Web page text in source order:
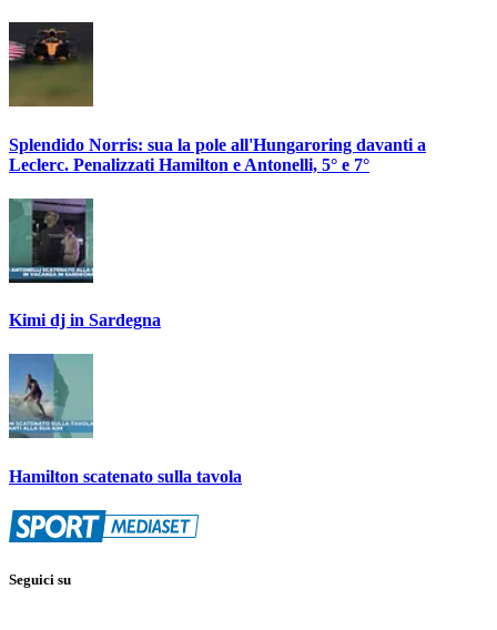
Splendido Norris: sua la pole all'Hungaroring davanti a
Leclerc. Penalizzati Hamilton e Antonelli, 5° e 7°
Kimi dj in Sardegna
Hamilton scatenato sulla tavola
Seguici su